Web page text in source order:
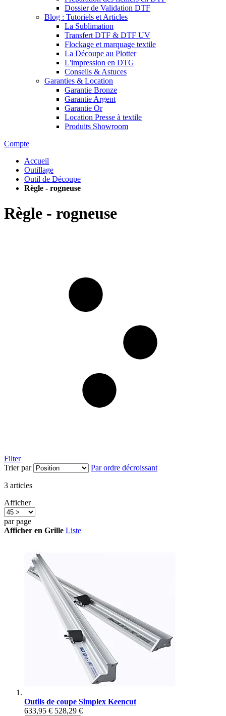
Dossier de Validation DTF
Blog : Tutoriels et Articles
La Sublimation
Transfert DTF & DTF UV
Flockage et marquage textile
La Découpe au Plotter
L'impression en DTG
Conseils & Astuces
Garanties & Location
Garantie Bronze
Garantie Argent
Garantie Or
Location Presse à textile
Produits Showroom
Compte
Accueil
Outillage
Outil de Découpe
Règle - rogneuse
Règle - rogneuse
Filter
Trier par
Par ordre décroissant
3 articles
Afficher
par page
Afficher en Grille Liste
Outils de coupe Simplex Keencut
633,95 € 528,29 €